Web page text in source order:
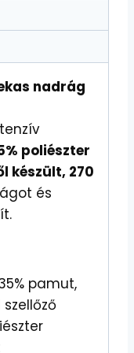
nadrág
poliészter
készült, 270
és
pamut,